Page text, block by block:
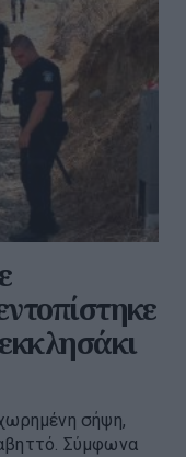
σήψη,
Σύμφωνα